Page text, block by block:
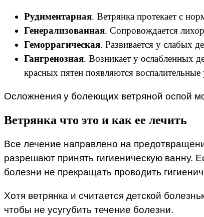
Рудиментарная. Ветрянка протекает с
Генерализованная. Сопровождается
Геморрагическая. Развивается у слабых
Гангренозная. Возникает у ослабленных
красных пятен появляются воспалительные
Осложнения у болеющих ветряной оспой
Ветрянка что это и как ее лечить
Все лечение направлено на
разрешают принять гигиеническую ванну.
болезни не прекращать проводить
Хотя ветрянка и считается детской
чтобы не усугубить течение болезни.